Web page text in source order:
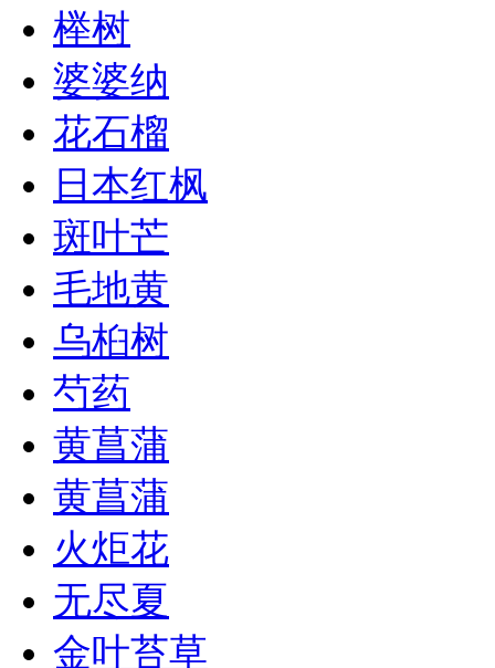
榉树
婆婆纳
花石榴
日本红枫
斑叶芒
毛地黄
乌桕树
芍药
黄菖蒲
黄菖蒲
火炬花
无尽夏
金叶苔草